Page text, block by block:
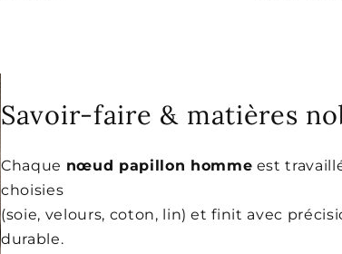
Savoir-faire & matières
Chaque nœud papillon homme est
choisies
(soie, velours, coton, lin) et finit avec
durable.